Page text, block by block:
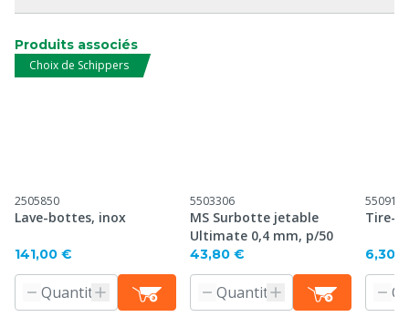
Produits associés
Choix de Schippers
2505850
Lave-bottes, inox
141,00 €
5503306
MS Surbotte jetable
Ultimate 0,4 mm, p/50
43,80 €
5509145
Tire-
6,30 €